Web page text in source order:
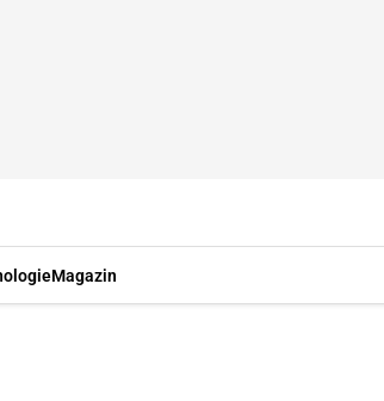
Magazin